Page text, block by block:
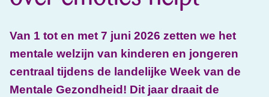
Van 1 tot en met 7 juni 2026 zetten we het
mentale welzijn van kinderen en jongeren
centraal tijdens de landelijke Week van de
Mentale Gezondheid! Dit jaar draait de